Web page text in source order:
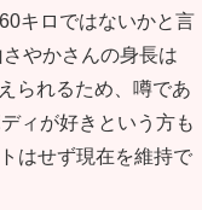
キロではないかと言
やかさんの身長は
られるため、噂であ
ィが好きという方も
はせず現在を維持で